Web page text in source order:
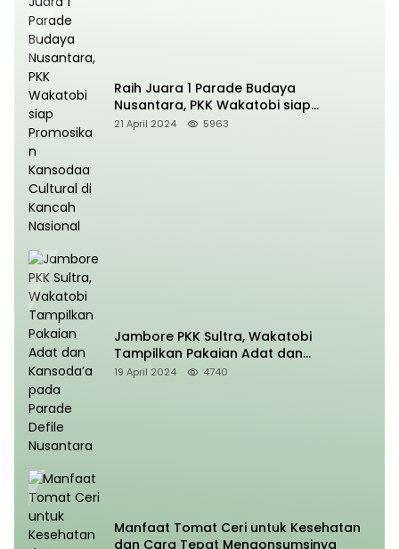
Raih Juara 1 Parade Budaya
Nusantara, PKK Wakatobi siap
Promosikan Kansodaa Cultural di
21 April 2024 5963
Jambore PKK Sultra, Wakatobi
Tampilkan Pakaian Adat dan
Kansoda’a pada Parade Defile
19 April 2024 4740
Manfaat Tomat Ceri untuk Kesehatan
dan Cara Tepat Mengonsumsinya